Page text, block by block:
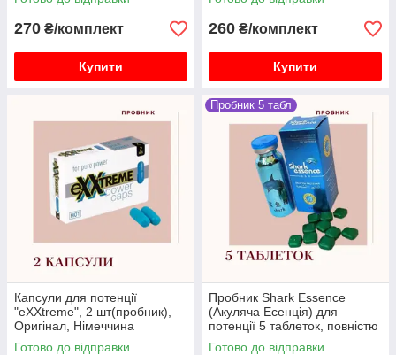
270 ₴/комплект
Купити
260 ₴/комплект
Купити
Капсули для потенції
"eXXtreme", 2 шт(пробник),
Оригінал, Німеччина
Готово до відправки
Пробник 5 табл
Пробник Shark Essence
(Акуляча Есенція) для
потенції 5 таблеток, повністю
натуральний
Готово до відправки